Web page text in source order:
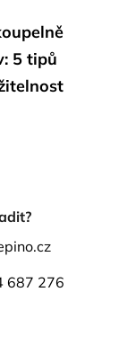
5 tipů
687 276